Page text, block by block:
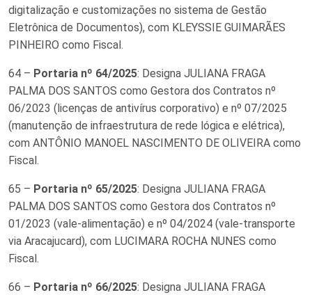
digitalização e customizações no sistema de Gestão
Eletrônica de Documentos), com KLEYSSIE GUIMARÃES
PINHEIRO como Fiscal.
64 – Portaria nº 64/2025: Designa JULIANA FRAGA
PALMA DOS SANTOS como Gestora dos Contratos nº
06/2023 (licenças de antivírus corporativo) e nº 07/2025
(manutenção de infraestrutura de rede lógica e elétrica),
com ANTÔNIO MANOEL NASCIMENTO DE OLIVEIRA como
Fiscal.
65 – Portaria nº 65/2025: Designa JULIANA FRAGA
PALMA DOS SANTOS como Gestora dos Contratos nº
01/2023 (vale-alimentação) e nº 04/2024 (vale-transporte
via Aracajucard), com LUCIMARA ROCHA NUNES como
Fiscal.
66 – Portaria nº 66/2025: Designa JULIANA FRAGA